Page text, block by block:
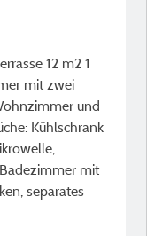
12 m2 1
mit zwei
und
Kühlschrank
mit
separates